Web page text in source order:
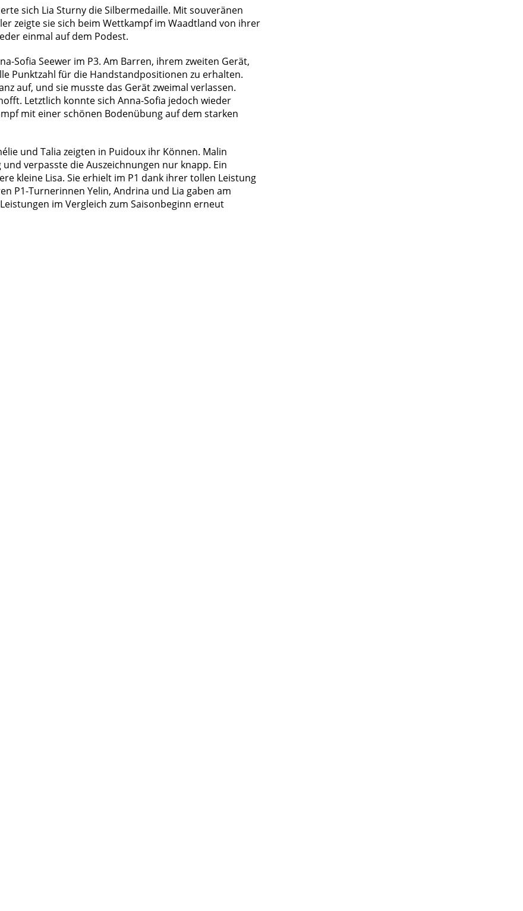
sich Lia Sturny die Silbermedaille. Mit souveränen
zeigte sie sich beim Wettkampf im Waadtland von ihrer
einmal auf dem Podest.
Sofia Seewer im P3. Am Barren, ihrem zweiten Gerät,
Punktzahl für die Handstandpositionen zu erhalten.
auf, und sie musste das Gerät zweimal verlassen.
Letztlich konnte sich Anna-Sofia jedoch wieder
mit einer schönen Bodenübung auf dem starken
und Talia zeigten in Puidoux ihr Können. Malin
verpasste die Auszeichnungen nur knapp. Ein
kleine Lisa. Sie erhielt im P1 dank ihrer tollen Leistung
P1-Turnerinnen Yelin, Andrina und Lia gaben am
im Vergleich zum Saisonbeginn erneut